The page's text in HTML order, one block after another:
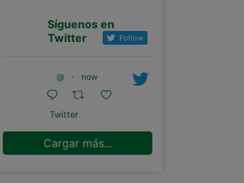
Síguenos en
Twitter
Follow
@ · now
Twitter
Cargar más...